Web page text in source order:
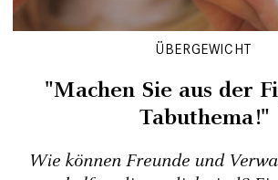
ÜBERGEWICHT
"Machen Sie aus der
Tabuthema!"
Wie können Freunde und